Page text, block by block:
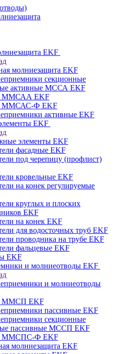
EKF
молниезащита EKF
секционные
активные МССА EKF
ММСАА EKF
ММСАС-Ф EKF
активные EKF
EKF
элементы EKF
фасадные EKF
под черепицу (профлист)
кровельные EKF
на конек регулируемые
круглых и плоских
EKF
на конек EKF
для водосточных труб EKF
проводника на трубе EKF
фальцевые EKF
EKF
и молниеотводы EKF
и молниеотводы
ММСП EKF
пассивные EKF
секционные
пассивные МССП EKF
ММСПС-Ф EKF
молниезащита EKF